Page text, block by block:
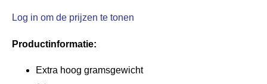
Log in om de prijzen te tonen
Productinformatie:
Extra hoog gramsgewicht